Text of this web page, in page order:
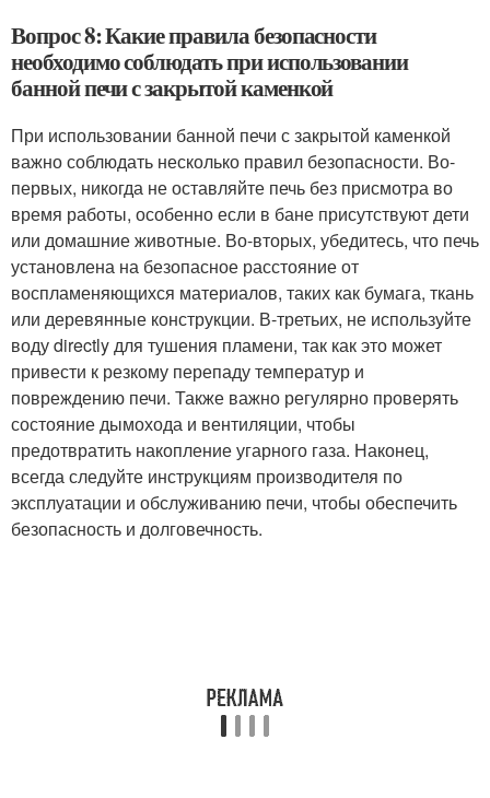
Вопрос 8: Какие правила безопасности
необходимо соблюдать при использовании
банной печи с закрытой каменкой
При использовании банной печи с закрытой каменкой
важно соблюдать несколько правил безопасности. Во-
первых, никогда не оставляйте печь без присмотра во
время работы, особенно если в бане присутствуют дети
или домашние животные. Во-вторых, убедитесь, что печь
установлена на безопасное расстояние от
воспламеняющихся материалов, таких как бумага, ткань
или деревянные конструкции. В-третьих, не используйте
воду directly для тушения пламени, так как это может
привести к резкому перепаду температур и
повреждению печи. Также важно регулярно проверять
состояние дымохода и вентиляции, чтобы
предотвратить накопление угарного газа. Наконец,
всегда следуйте инструкциям производителя по
эксплуатации и обслуживанию печи, чтобы обеспечить
безопасность и долговечность.